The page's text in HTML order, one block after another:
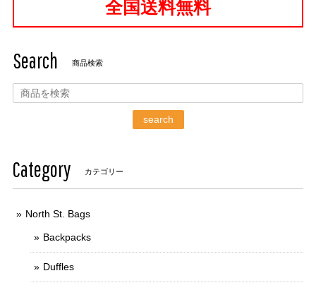
全国送料無料
Search 商品検索
search
Category カテゴリー
North St. Bags
Backpacks
Duffles